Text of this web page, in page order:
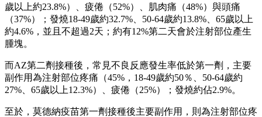
歲以上約23.8%）、疲倦（52%）、肌肉痛（48%）與頭痛
（37%）；發燒18-49歲約32.7%、50-64歲約13.8%、65歲以上
約4.6%，並且不超過2天；約有12%第二天會於注射部位產生
腫塊。
而AZ第二劑接種後，常見不良反應發生率低於第一劑，主要
副作用為注射部位疼痛（45%，18-49歲約50％、50-64歲約
27%、65歲以上12.3%）、疲倦（25%）；發燒約佔2.9%。
至於，莫德納疫苗第一劑接種後主要副作用，則為注射部位疼